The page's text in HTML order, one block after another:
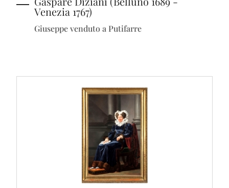
Venezia 1767)
Giuseppe venduto a Putifarre